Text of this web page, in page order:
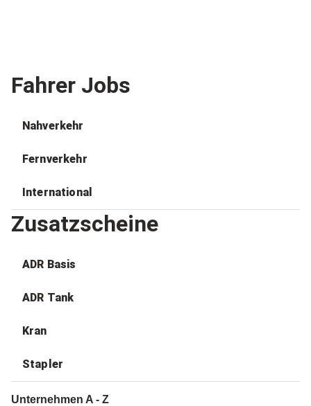
Fahrer Jobs
Nahverkehr
Fernverkehr
International
Zusatzscheine
ADR Basis
ADR Tank
Kran
Stapler
Unternehmen A - Z